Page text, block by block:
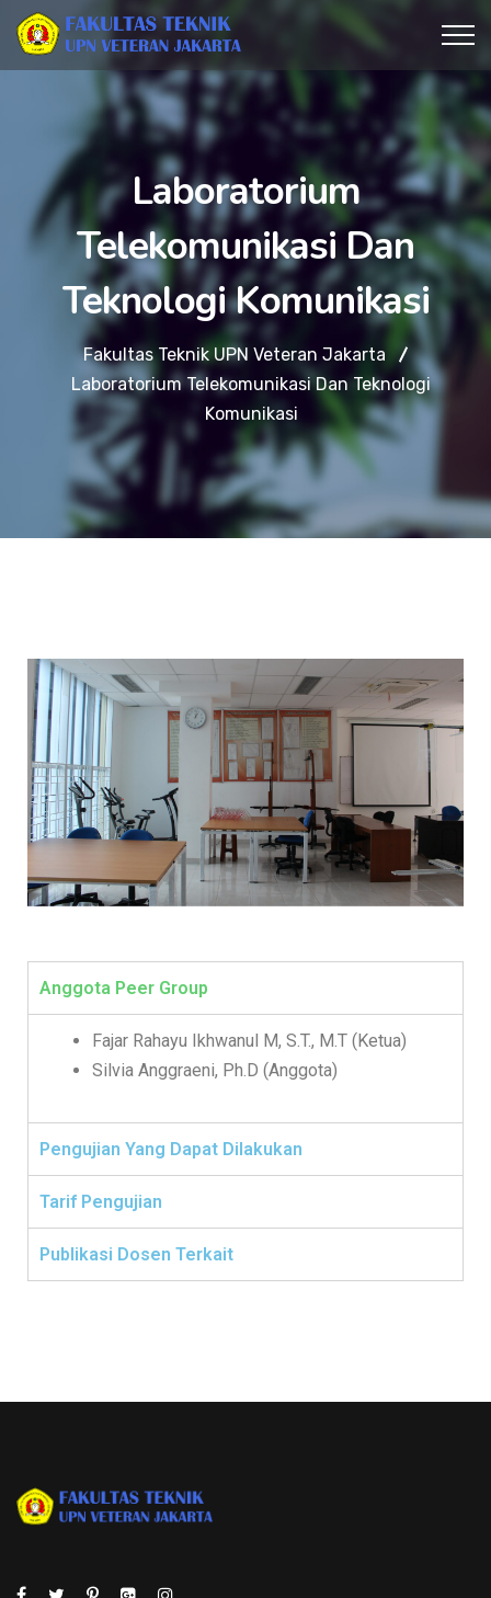
Laboratorium
Telekomunikasi Dan
Teknologi Komunikasi
Fakultas Teknik UPN Veteran Jakarta
Laboratorium Telekomunikasi Dan Teknologi
Komunikasi
Anggota Peer Group
Fajar Rahayu Ikhwanul M, S.T., M.T (Ketua)
Silvia Anggraeni, Ph.D (Anggota)
Pengujian Yang Dapat Dilakukan
Tarif Pengujian
Publikasi Dosen Terkait